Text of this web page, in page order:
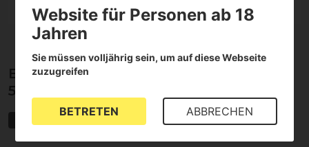
Eigenschaften von Covercrop LightMix
50L
Biologisch
Website für Personen ab 18
Jahren
Sie müssen volljährig sein, um auf diese Webseite
zuzugreifen
BETRETEN ABBRECHEN